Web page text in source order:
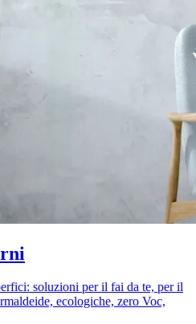
soluzioni per il fai da te, per il
ecologiche, zero Voc,